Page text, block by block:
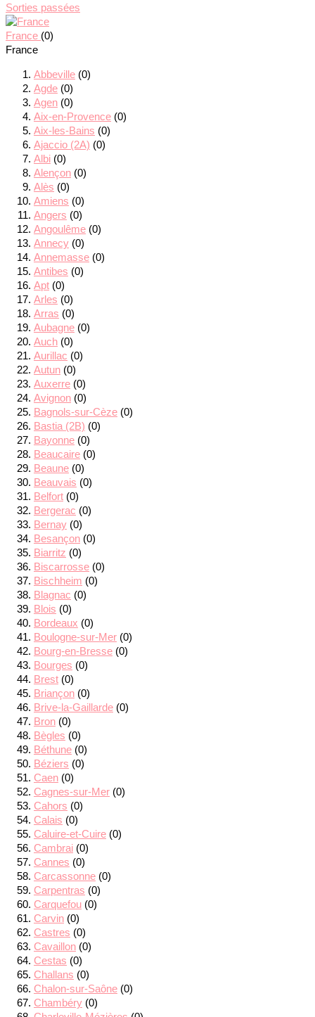
Sorties passées
France (0)
France
Abbeville (0)
Agde (0)
Agen (0)
Aix-en-Provence (0)
Aix-les-Bains (0)
Ajaccio (2A) (0)
Albi (0)
Alençon (0)
Alès (0)
Amiens (0)
Angers (0)
Angoulême (0)
Annecy (0)
Annemasse (0)
Antibes (0)
Apt (0)
Arles (0)
Arras (0)
Aubagne (0)
Auch (0)
Aurillac (0)
Autun (0)
Auxerre (0)
Avignon (0)
Bagnols-sur-Cèze (0)
Bastia (2B) (0)
Bayonne (0)
Beaucaire (0)
Beaune (0)
Beauvais (0)
Belfort (0)
Bergerac (0)
Bernay (0)
Besançon (0)
Biarritz (0)
Biscarrosse (0)
Bischheim (0)
Blagnac (0)
Blois (0)
Bordeaux (0)
Boulogne-sur-Mer (0)
Bourg-en-Bresse (0)
Bourges (0)
Brest (0)
Briançon (0)
Brive-la-Gaillarde (0)
Bron (0)
Bègles (0)
Béthune (0)
Béziers (0)
Caen (0)
Cagnes-sur-Mer (0)
Cahors (0)
Calais (0)
Caluire-et-Cuire (0)
Cambrai (0)
Cannes (0)
Carcassonne (0)
Carpentras (0)
Carquefou (0)
Carvin (0)
Castres (0)
Cavaillon (0)
Cestas (0)
Challans (0)
Chalon-sur-Saône (0)
Chambéry (0)